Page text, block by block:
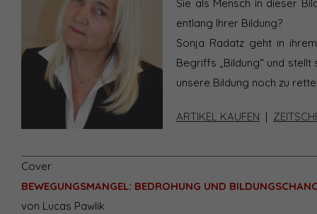
Sie als Mensch in dieser
entlang Ihrer Bildung?
Sonja Radatz geht in
Begriffs „Bildung“ und
unsere Bildung noch zu
ARTIKEL KAUFEN
Cover
BEWEGUNGSMANGEL: BEDROHUNG UND
von Lucas Pawlik